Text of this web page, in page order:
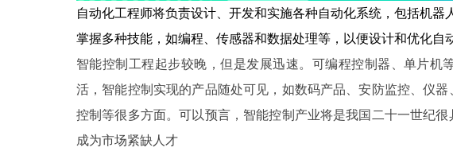
自动化工程师将负责设计、开发和实施各种自动化系统，包括机
掌握多种技能，如编程、传感器和数据处理等，以便设计和优化自
智能控制工程起步较晚，但是发展迅速。可编程控制器、单片机
活，智能控制实现的产品随处可见，如数码产品、安防监控、仪
控制等很多方面。可以预言，智能控制产业将是我国二十一世纪
成为市场紧缺人才